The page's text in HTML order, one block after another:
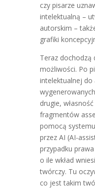
czy pisarze
intelektualną –
autorskim –
grafiki
Teraz dochodzą
możliwości. Po
intelektualnej do
drugie,
fragmentów
pomocą
przez AI (AI-
przypadku
o ile wkład
twórczy. Tu
co jest takim